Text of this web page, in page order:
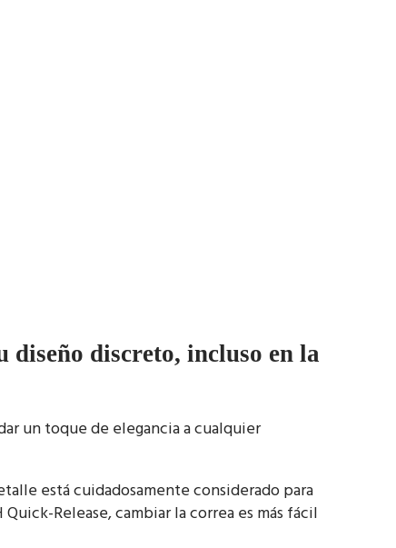
discreto, incluso en la
un toque de elegancia a cualquier
está cuidadosamente considerado para
Release, cambiar la correa es más fácil